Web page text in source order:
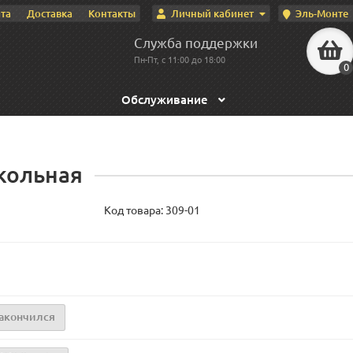
Эль-Монте
Личный кабинет
Доставка Контакты
Служба поддержки
Пн-Пт, с 11:00 до 18:00
0
Обслуживание
Код товара: 309-01